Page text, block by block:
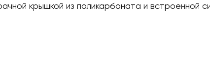
крышкой из поликарбоната и встроенной